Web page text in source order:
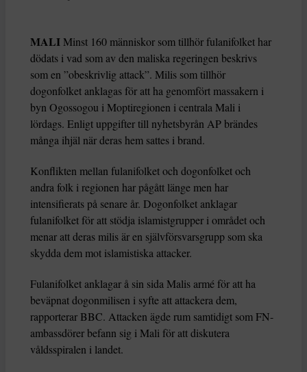
MALI Minst 160 människor som tillhör fulanifolket har
dödats i vad som av den maliska regeringen beskrivs
som en ”obeskrivlig attack”. Milis som tillhör
dogonfolket anklagas för att ha genomfört massakern i
byn Ogossogou i Moptiregionen i centrala Mali i
lördags. Enligt uppgifter till nyhetsbyrån AP brändes
många ihjäl när deras hem sattes i brand.
Konflikten mellan fulanifolket och dogonfolket och
andra folk i regionen har pågått länge men har
intensifierats på senare år. Dogonfolket anklagar
fulanifolket för att stödja islamistgrupper i området och
menar att deras milis är en självförsvarsgrupp som ska
skydda dem mot islamistiska attacker.
Fulanifolket anklagar å sin sida Malis armé för att ha
beväpnat dogonmilisen i syfte att attackera dem,
rapporterar BBC. Attacken ägde rum samtidigt som FN-
ambassdörer befann sig i Mali för att diskutera
våldsspiralen i landet.